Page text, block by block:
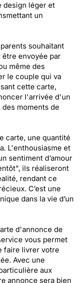
design léger et
un
souhaitant
envoyée par
même des
le couple qui va
cette carte,
l'arrivée d'un
moments de
carte, une quantité
L'enthousiasme et
sentiment d’amour
ils réaliseront
rendant ce
C’est une
dans la vie d’un
d'annonce de
vous permet
faire livrer votre
Avec une
aux
annonce sera bien